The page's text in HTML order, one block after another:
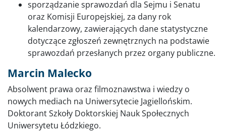
sporządzanie sprawozdań dla Sejmu i Senatu
oraz Komisji Europejskiej, za dany rok
kalendarzowy, zawierających dane statystyczne
dotyczące zgłoszeń zewnętrznych na podstawie
sprawozdań przesłanych przez organy publiczne.
Marcin Malecko
Absolwent prawa oraz filmoznawstwa i wiedzy o
nowych mediach na Uniwersytecie Jagiellońskim.
Doktorant Szkoły Doktorskiej Nauk Społecznych
Uniwersytetu Łódzkiego.